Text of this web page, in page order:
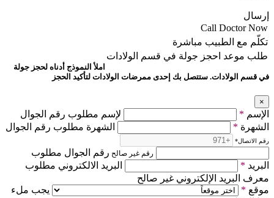
إرسال
Call Doctor Now
تكلّم مع الطبيب مباشرة
طلب موعد احجز جولة في قسم الولادات
املأ النموذج أدناه لحجز جولة
في قسم الولادات. ستتصل بك إحدى ممرضات الولادات لتأكيد الحجز
×
الإسم *
لإسم مطلوب رقم الجوال
الشهرة * الشهرة مطلوب رقم الجوال
رقم الاتصال*
رقم غير صالح رقم الجوال مطلوب
البريد *
البريد الالكتروني مطلوب
معرف البريد الإلكتروني غير صالح
موقع *
يجب ملء